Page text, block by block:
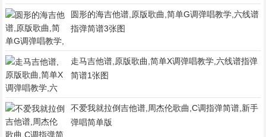
圆形的海吉他谱,原版歌曲,简单G调弹唱教学,六线谱
指弹简谱3张图
走马吉他谱,原版歌曲,简单X调弹唱教学,六线谱指弹
简谱1张图
不爱我就拉倒吉他谱,周杰伦歌曲,C调指弹简谱,新手
弹唱简单版